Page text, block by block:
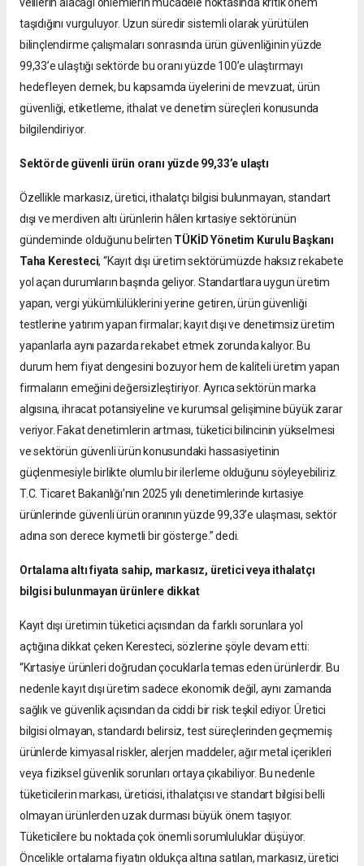
velilerin alacağı önlemlerin mücadele noktasında kritik önem
taşıdığını vurguluyor. Uzun süredir sistemli olarak yürütülen
bilinçlendirme çalışmaları sonrasında ürün güvenliğinin yüzde
99,33’e ulaştığı sektörde bu oranı yüzde 100’e ulaştırmayı
hedefleyen dernek, bu kapsamda üyelerini de mevzuat, ürün
güvenliği, etiketleme, ithalat ve denetim süreçleri konusunda
bilgilendiriyor.
Sektörde güvenli ürün oranı yüzde 99,33’e ulaştı
Özellikle markasız, üretici, ithalatçı bilgisi bulunmayan, standart
dışı ve merdiven altı ürünlerin hâlen kırtasiye sektörünün
gündeminde olduğunu belirten TÜKİD Yönetim Kurulu Başkanı
Taha Keresteci, “Kayıt dışı üretim sektörümüzde haksız rekabete
yol açan durumların başında geliyor. Standartlara uygun üretim
yapan, vergi yükümlülüklerini yerine getiren, ürün güvenliği
testlerine yatırım yapan firmalar; kayıt dışı ve denetimsiz üretim
yapanlarla aynı pazarda rekabet etmek zorunda kalıyor. Bu
durum hem fiyat dengesini bozuyor hem de kaliteli üretim yapan
firmaların emeğini değersizleştiriyor. Ayrıca sektörün marka
algısına, ihracat potansiyeline ve kurumsal gelişimine büyük zarar
veriyor. Fakat denetimlerin artması, tüketici bilincinin yükselmesi
ve sektörün güvenli ürün konusundaki hassasiyetinin
güçlenmesiyle birlikte olumlu bir ilerleme olduğunu söyleyebiliriz.
T.C. Ticaret Bakanlığı’nın 2025 yılı denetimlerinde kırtasiye
ürünlerinde güvenli ürün oranının yüzde 99,33’e ulaşması, sektör
adına son derece kıymetli bir gösterge.” dedi.
Ortalama altı fiyata sahip, markasız, üretici veya ithalatçı
bilgisi bulunmayan ürünlere dikkat
Kayıt dışı üretimin tüketici açısından da farklı sorunlara yol
açtığına dikkat çeken Keresteci, sözlerine şöyle devam etti:
“Kırtasiye ürünleri doğrudan çocuklarla temas eden ürünlerdir. Bu
nedenle kayıt dışı üretim sadece ekonomik değil, aynı zamanda
sağlık ve güvenlik açısından da ciddi bir risk teşkil ediyor. Üretici
bilgisi olmayan, standardı belirsiz, test süreçlerinden geçmemiş
ürünlerde kimyasal riskler, alerjen maddeler, ağır metal içerikleri
veya fiziksel güvenlik sorunları ortaya çıkabiliyor. Bu nedenle
tüketicilerin markası, üreticisi, ithalatçısı ve standart bilgisi belli
olmayan ürünlerden uzak durması büyük önem taşıyor.
Tüketicilere bu noktada çok önemli sorumluluklar düşüyor.
Öncelikle ortalama fiyatın oldukça altına satılan, markasız, üretici